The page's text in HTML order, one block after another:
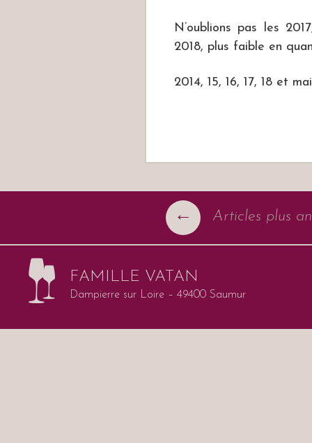
N’oublions pas les
2018, plus faible en
2014, 15, 16, 17, 18 et
Navigation des articles
← Articles plus
FAMILLE VATAN
Dampierre sur Loire – 49400 Saumur